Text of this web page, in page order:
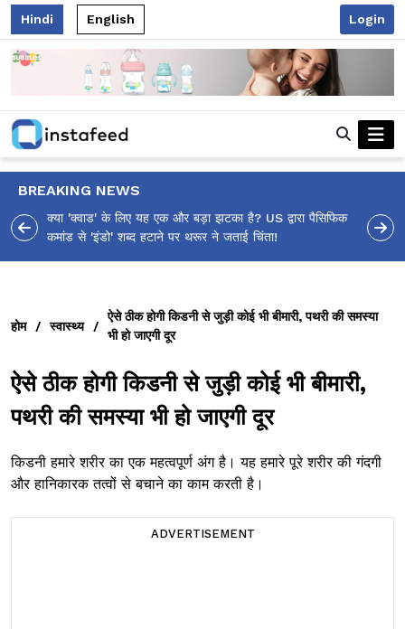
Hindi English Login
BREAKING NEWS
आलिया भट्ट का मज़ेदार 'शर्वरी कहाँ है?' पोस्ट, 'अल्फा' टीज़र पर
उठे सवालों का मज़ाकिया जवाब!
होम / स्वास्थ्य /
ऐसे ठीक होगी किडनी से जुड़ी कोई भी बीमारी, पथरी की समस्या
भी हो जाएगी दूर
ऐसे ठीक होगी किडनी से जुड़ी कोई भी बीमारी,
पथरी की समस्या भी हो जाएगी दूर
किडनी हमारे शरीर का एक महत्वपूर्ण अंग है। यह हमारे पूरे शरीर की गंदगी
और हानिकारक तत्वों से बचाने का काम करती है।
ADVERTISEMENT